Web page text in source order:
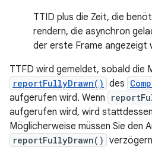
TTID plus die Zeit, die
rendern, die asynchron
der erste Frame angezeigt
TTFD wird gemeldet, sobald die
reportFullyDrawn() des
aufgerufen wird. Wenn
aufgerufen wird, wird
Möglicherweise müssen Sie den
reportFullyDrawn()